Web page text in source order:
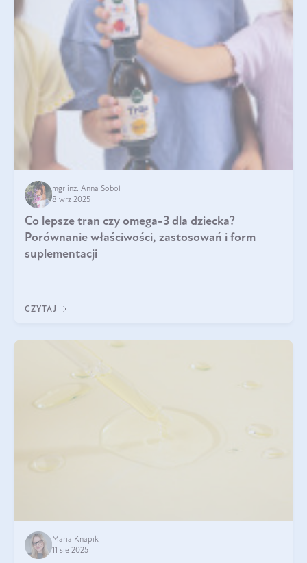
mgr inż. Anna Sobol
8 wrz 2025
Co lepsze tran czy omega-3 dla dziecka?
Porównanie właściwości, zastosowań i form
suplementacji
CZYTAJ
Maria Knapik
11 sie 2025